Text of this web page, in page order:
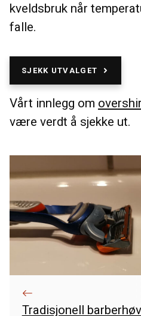
kveldsbruk når
falle.
SJEKK UTVALGET
Vårt innlegg om
være verdt å sjekke ut.
Tradisjonell